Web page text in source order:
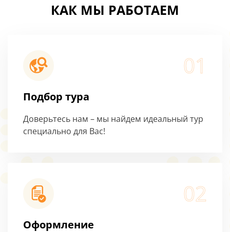
КАК МЫ РАБОТАЕМ
01
Подбор тура
Доверьтесь нам – мы найдем идеальный тур
специально для Вас!
02
Оформление